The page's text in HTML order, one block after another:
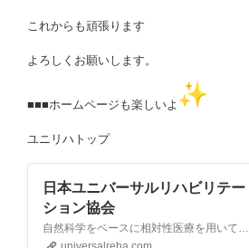
これからも頑張ります
よろしくお願いします。
■■■ホームページも楽しいよ
ユニリハトップ
日本ユニバーサルリハビリテー
ション協会
自然科学をベースに相対性医療を用いて治療を行うリハビリテーション研究団体です。臨床で出会う疾患や課題、アプローチを相対性医療の視点から掘り下げ研究を深めていく臨床研究室Clinical laboratoryです。…